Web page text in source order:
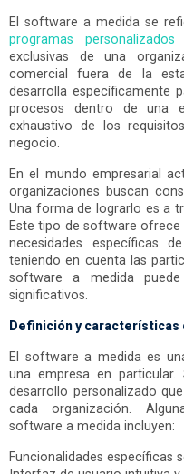
El software a medida se
programas personalizados
exclusivas de una
comercial fuera de la
desarrolla específicamente
procesos dentro de una
exhaustivo de los
negocio.
En el mundo empresarial
organizaciones buscan
Una forma de lograrlo es a
Este tipo de software
necesidades específicas
teniendo en cuenta las
software a medida
significativos.
Definición y
El software a medida es
una empresa en
desarrollo personalizado
cada organización.
software a medida incluyen:
Funcionalidades específicas